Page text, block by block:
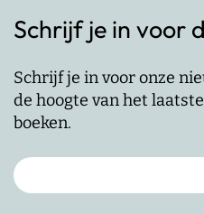
Schrijf je in voor
Schrijf je in voor onze
de hoogte van het
boeken.